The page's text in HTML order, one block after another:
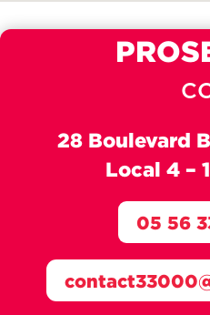
28 Boulevard
Local 4 –
05 56